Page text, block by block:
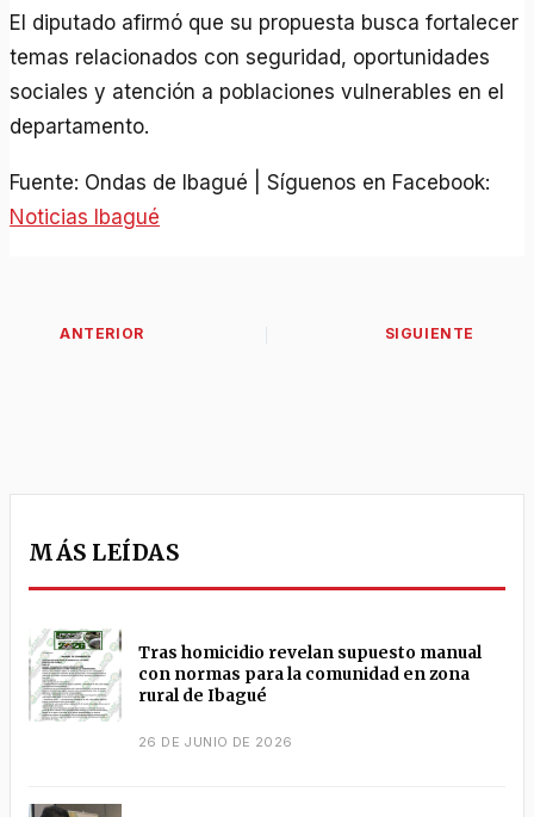
El diputado afirmó que su propuesta busca fortalecer
temas relacionados con seguridad, oportunidades
sociales y atención a poblaciones vulnerables en el
departamento.
Fuente: Ondas de Ibagué | Síguenos en Facebook:
Noticias Ibagué
MÁS LEÍDAS
Tras homicidio revelan supuesto manual
con normas para la comunidad en zona
rural de Ibagué
26 DE JUNIO DE 2026